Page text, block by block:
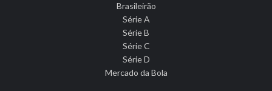
Brasileirão
Série A
Série B
Série C
Série D
Mercado da Bola